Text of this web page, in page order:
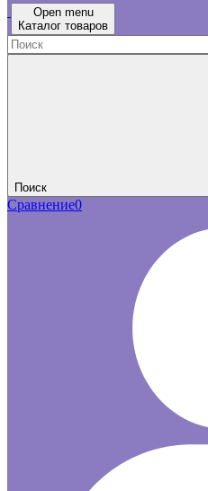
Open menu
Каталог товаров
Поиск
Сравнение0